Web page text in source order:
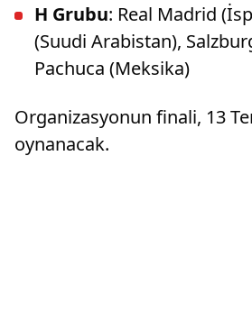
H Grubu: Real Madrid
(Suudi Arabistan),
Pachuca (Meksika)
Organizasyonun finali, 13
oynanacak.